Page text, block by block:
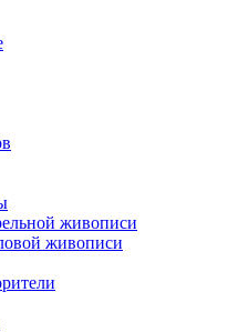
живописи
живописи